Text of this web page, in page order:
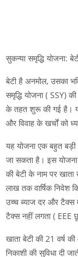
सुकन्या समृद्धि योजना:
बेटी है अनमोल, उसका
समृद्धि योजना ( SSY)
के तहत शुरू की गई है।
और विवाह के खर्चों को
यह योजना एक बहुत
जा सकता है। इस
की बेटी के नाम पर
लाख तक वार्षिक निवेश
उच्च ब्याज दर और टैक्स
टैक्स नहीं लगता ( EEE
खाता बेटी की 21 वर्ष
निकाशी की सुविधा दी